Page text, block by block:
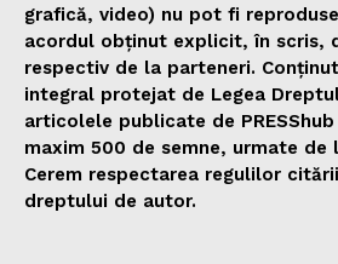
grafică, video) nu pot fi
acordul obținut explicit, în scris,
respectiv de la parteneri.
integral protejat de Legea
articolele publicate de
maxim 500 de semne, urmate
Cerem respectarea regulilor
dreptului de autor.